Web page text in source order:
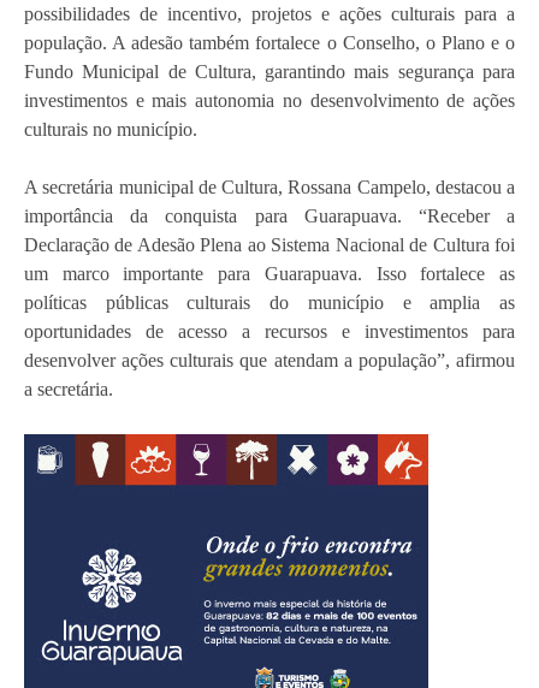
possibilidades de incentivo, projetos e ações culturais para a
população. A adesão também fortalece o Conselho, o Plano e o
Fundo Municipal de Cultura, garantindo mais segurança para
investimentos e mais autonomia no desenvolvimento de ações
culturais no município.
A secretária municipal de Cultura, Rossana Campelo, destacou a
importância da conquista para Guarapuava. “Receber a
Declaração de Adesão Plena ao Sistema Nacional de Cultura foi
um marco importante para Guarapuava. Isso fortalece as
políticas públicas culturais do município e amplia as
oportunidades de acesso a recursos e investimentos para
desenvolver ações culturais que atendam a população”, afirmou
a secretária.